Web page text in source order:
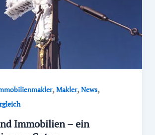
,Makler,News,
Immobilien – ein